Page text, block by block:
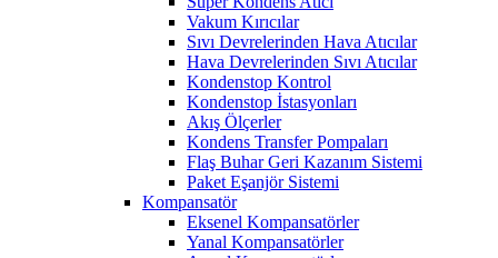
Vakum Kırıcılar
Sıvı Devrelerinden Hava Atıcılar
Hava Devrelerinden Sıvı Atıcılar
Kondenstop Kontrol
Kondenstop İstasyonları
Akış Ölçerler
Kondens Transfer Pompaları
Flaş Buhar Geri Kazanım Sistemi
Paket Eşanjör Sistemi
Kompansatör
Eksenel Kompansatörler
Yanal Kompansatörler